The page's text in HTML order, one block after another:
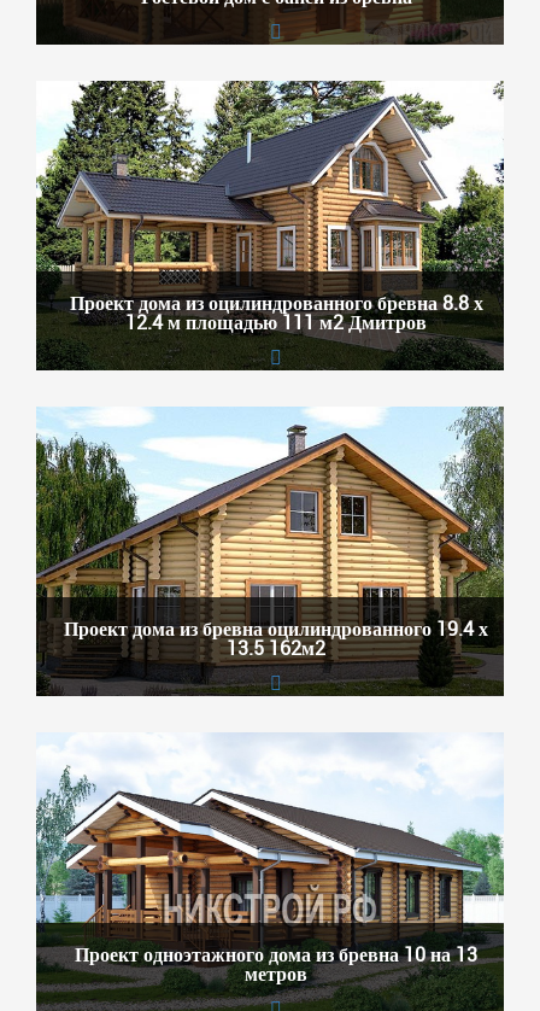
Проект дома из оцилиндрованного бревна 8.8 х
12.4 м площадью 111 м2 Дмитров
Проект дома из бревна оцилиндрованного 19.4 х
13.5 162м2
Проект одноэтажного дома из бревна 10 на 13
метров